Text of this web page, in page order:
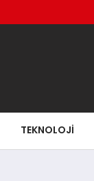
TEKNOLOJI